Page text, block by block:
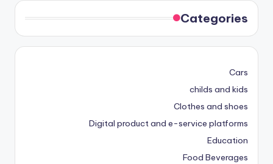
Categories
Cars
childs and kids
Clothes and shoes
Digital product and e-service platforms
Education
Food Beverages